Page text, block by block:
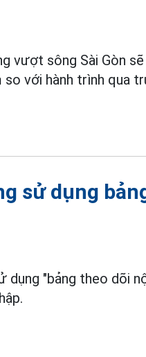
vượt sông Sài Gòn
với hành trình qua
sử dụng
"bảng theo dõi